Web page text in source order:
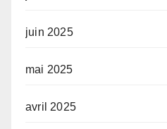
juin 2025
mai 2025
avril 2025